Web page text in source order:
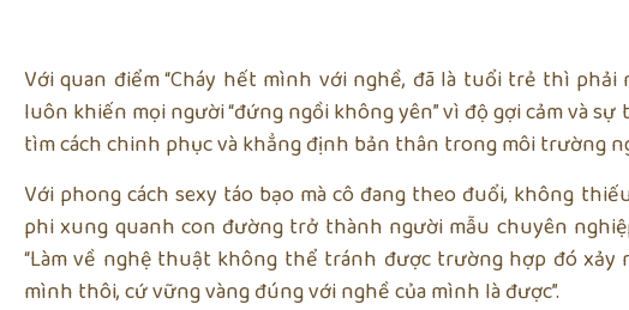
Với quan điểm “Cháy hết mình với nghề, đã là tuổi trẻ thì
luôn khiến mọi người “đứng ngồi không yên” vì độ gợi cảm và
tìm cách chinh phục và khẳng định bản thân trong môi trường
Với phong cách sexy táo bạo mà cô đang theo đuổi, không
phi xung quanh con đường trở thành người mẫu chuyên
“Làm về nghệ thuật không thể tránh được trường hợp đó xảy
mình thôi, cứ vững vàng đúng với nghề của mình là được”.